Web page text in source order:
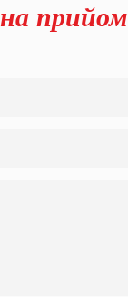
на прийом